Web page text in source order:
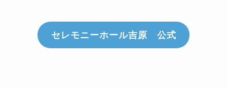
セレモニーホール吉原 公式